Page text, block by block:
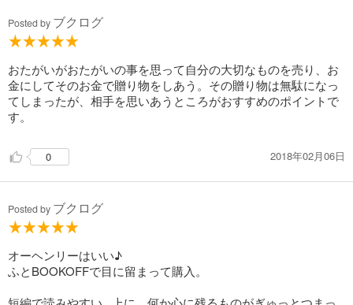
Posted by ブクログ
おたがいがおたがいの事を思って自分の大切なものを売り、お
金にしてそのお金で贈り物をしあう。その贈り物は無駄になっ
てしまったが、相手を思いあうところがおすすめのポイントで
す。
0 2018年02月06日
Posted by ブクログ
オーヘンリーはいい♪
ふとBOOKOFFで目に留まって購入。